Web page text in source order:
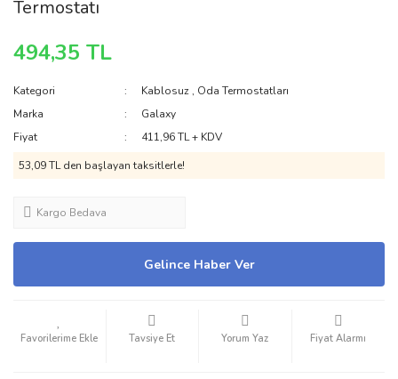
Termostatı
494,35 TL
Kategori Kablosuz , Oda Termostatları
Marka
Galaxy
Fiyat
411,96 TL + KDV
53,09 TL den başlayan taksitlerle!
Kargo Bedava
Gelince Haber Ver
Tavsiye Et Yorum Yaz Fiyat Alarmı